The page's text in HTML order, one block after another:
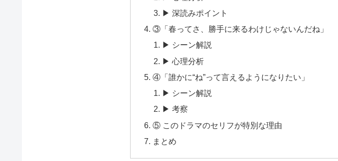
▶ 深読みポイント
③「春ってさ、勝手に来るわけじゃないんだね」
▶ シーン解説
▶ 心理分析
④「誰かに“ね”って言えるようになりたい」
▶ シーン解説
▶ 考察
⑤ このドラマのセリフが特別な理由
まとめ